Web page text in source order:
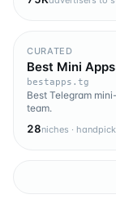
CURATED
Best Mini Apps
bestapps.tg
Best Telegram
team.
28niches ·